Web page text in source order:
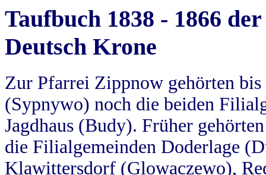
Taufbuch 1838 - 1866
Deutsch Krone
Zur Pfarrei Zippnow gehörten
(Sypnywo) noch die beiden
Jagdhaus (Budy). Früher
die Filialgemeinden Doderlage
Klawittersdorf (Glowaczewo),